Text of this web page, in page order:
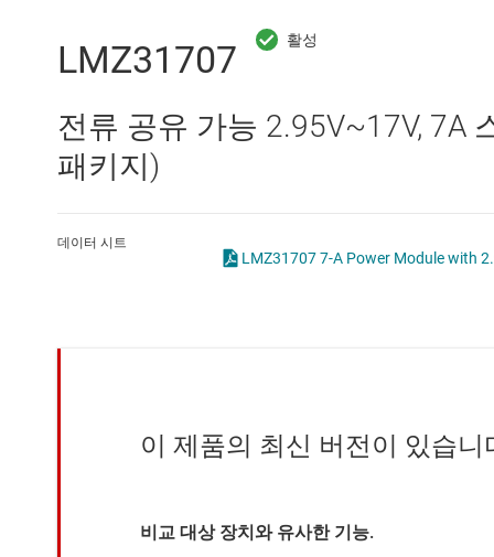
RF 및 마이크로파
데이터 컨버터 DDR 메모리 전원 IC
LMZ31707
전류 공유 가능 2.95V~17V, 7A
패키지)
데이터 시트
이 제품의 최신 버전이 있습니
비교 대상 장치와 유사한 기능.